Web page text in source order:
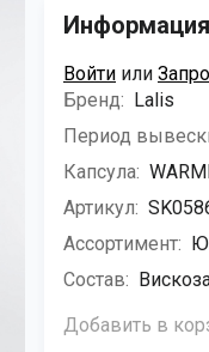
Войти или
Бренд: Lalis
Период
Капсула:
Артикул:
Ассортимент:
Состав:
Добавить в